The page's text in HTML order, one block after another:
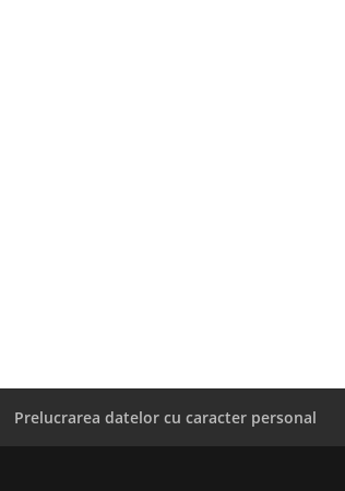
Prelucrarea datelor cu caracter personal